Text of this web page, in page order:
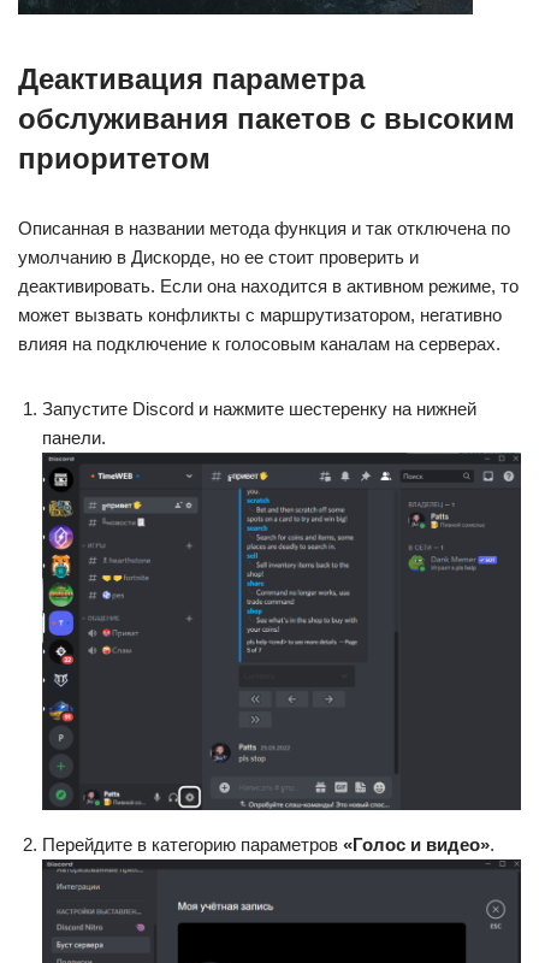
Деактивация параметра
обслуживания пакетов с высоким
приоритетом
Описанная в названии метода функция и так отключена по
умолчанию в Дискорде, но ее стоит проверить и
деактивировать. Если она находится в активном режиме, то
может вызвать конфликты с маршрутизатором, негативно
влияя на подключение к голосовым каналам на серверах.
Запустите Discord и нажмите шестеренку на нижней
панели.
Перейдите в категорию параметров «Голос и видео».